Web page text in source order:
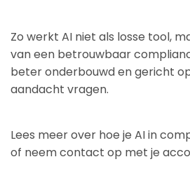
Zo werkt AI niet als losse tool,
van een betrouwbaar
beter onderbouwd en gericht
aandacht vragen.
Lees meer over hoe je AI in
of neem contact op met je